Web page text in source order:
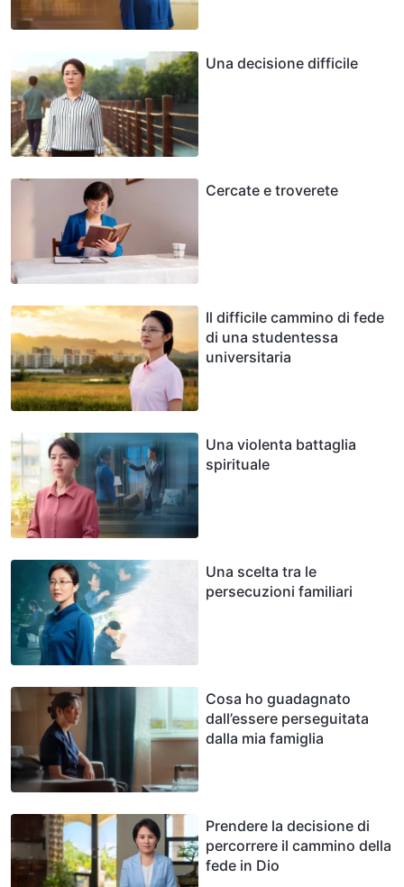
Una decisione difficile
Cercate e troverete
Il difficile cammino di fede
di una studentessa
universitaria
Una violenta battaglia
spirituale
Una scelta tra le
persecuzioni familiari
Cosa ho guadagnato
dall’essere perseguitata
dalla mia famiglia
Prendere la decisione di
percorrere il cammino della
fede in Dio